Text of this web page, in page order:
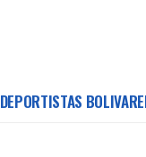
DEPORTISTAS